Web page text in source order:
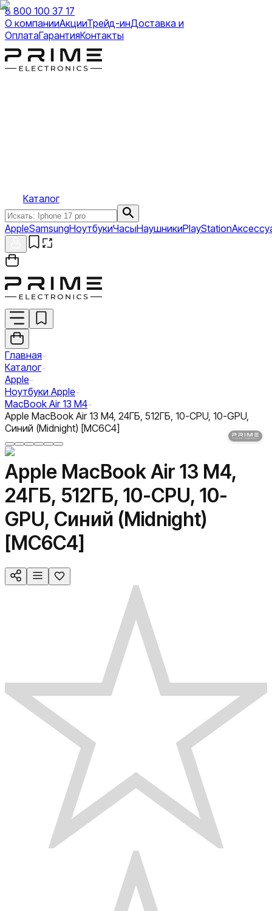
8 800 100 37 17
О компанииАкцииТрейд-инДоставка и
ОплатаГарантияКонтакты
Каталог
AppleSamsungНоутбукиЧасыНаушникиPlayStation
Главная
Каталог
Apple
Ноутбуки Apple
MacBook Air 13 M4
Apple MacBook Air 13 M4, 24ГБ, 512ГБ, 10-CPU, 10-GPU,
Синий (Midnight) [MC6C4]
Apple MacBook Air 13 M4,
24ГБ, 512ГБ, 10-CPU, 10-
GPU, Синий (Midnight)
[MC6C4]